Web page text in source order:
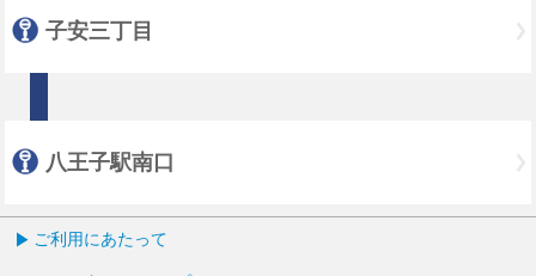
子安三丁目
八王子駅南口
ご利用にあたって